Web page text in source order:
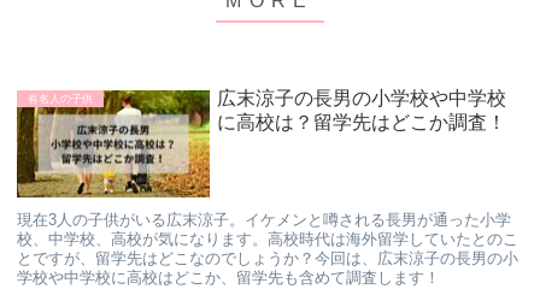
有名人の子供
広末涼子の長男の小学校や中学校
に高校は？留学先はどこか調査！
現在3人の子供がいる広末涼子。イケメンと噂される長男が通った小学
校、中学校、高校が気になります。高校時代は海外留学していたとのこ
とですが、留学先はどこなのでしょうか？今回は、広末涼子の長男の小
学校や中学校に高校はどこか、留学先も含めて調査します！